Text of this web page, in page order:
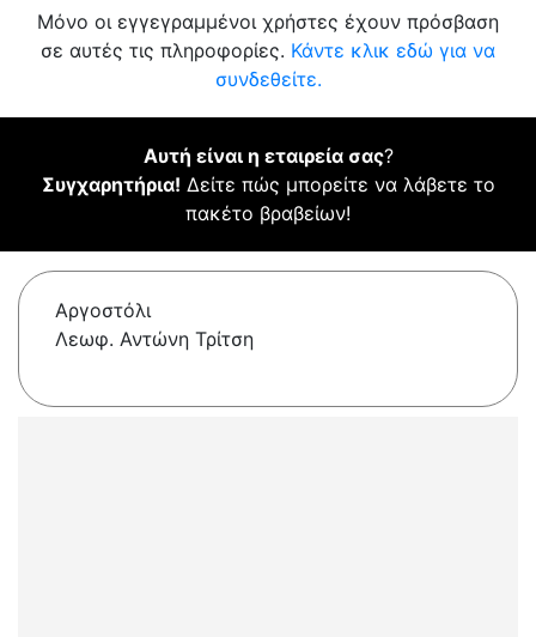
Μόνο οι εγγεγραμμένοι χρήστες έχουν πρόσβαση
σε αυτές τις πληροφορίες. Κάντε κλικ εδώ για να
συνδεθείτε.
Αυτή είναι η εταιρεία σας?
Συγχαρητήρια! Δείτε πώς μπορείτε να λάβετε το
πακέτο βραβείων!
Αργοστόλι
Λεωφ. Αντώνη Τρίτση